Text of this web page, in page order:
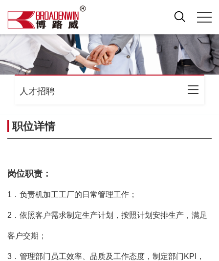
人才招聘
职位详情
岗位职责：
1．负责机加工工厂的日常管理工作；
2．依照客户需求制定生产计划，按照计划安排生产，满足
客户交期；
3．管理部门员工效率、品质及工作态度，制定部门KPI，